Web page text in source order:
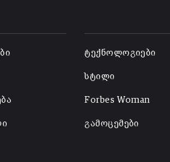
ტექნოლოგიები
სტილი
Forbes Woman
გამოცემები